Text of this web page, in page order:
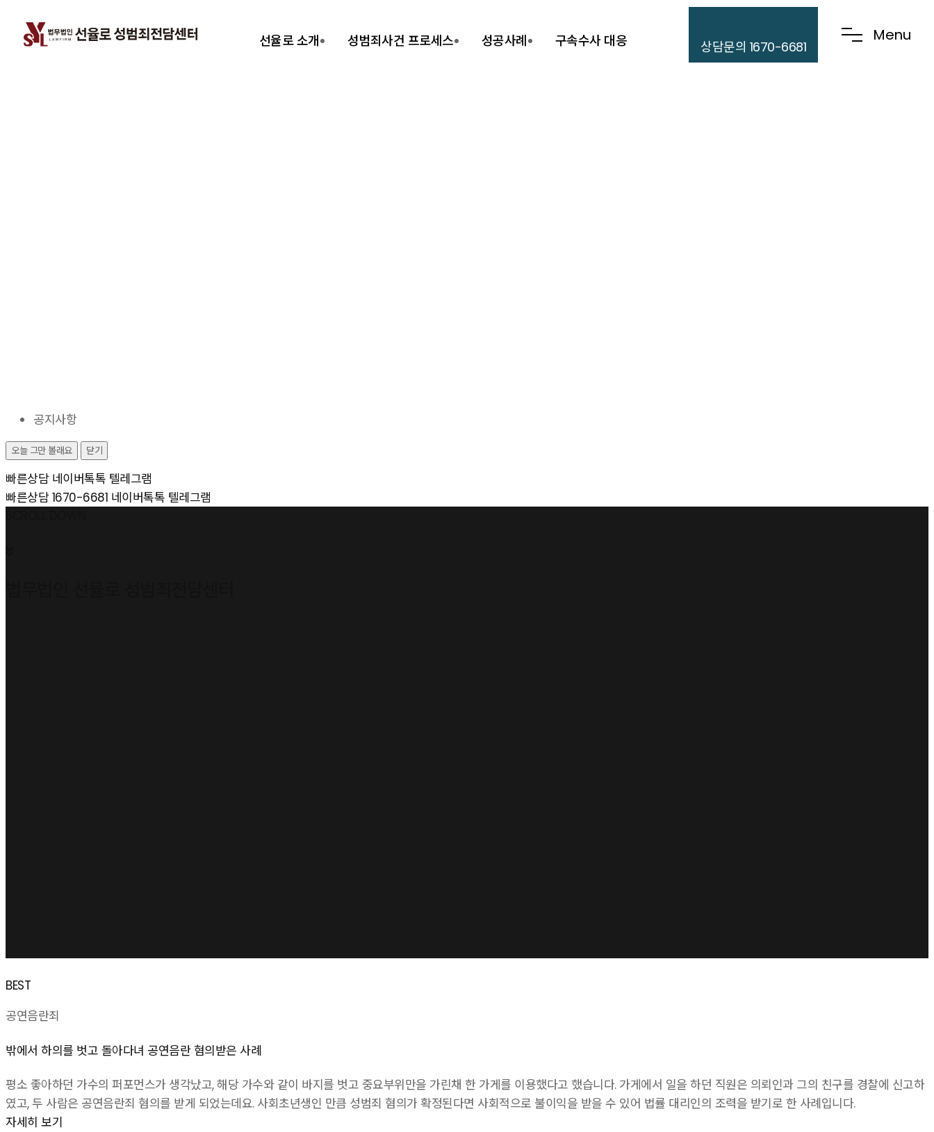
공지사항
오늘 그만 볼래요 닫기
빠른상담 네이버톡톡 텔레그램
빠른상담 1670-6681 네이버톡톡 텔레그램
선율로 소개 성범죄사건 프로세스 성공사례 구속수사 대응 상담문의 1670-6681
Menu
BEST
공연음란죄
밖에서 하의를 벗고 돌아다녀 공연음란 혐의받은 사례
평소 좋아하던 가수의 퍼포먼스가 생각났고, 해당 가수와 같이 바지를 벗고 중요부위만을 가린채 한 가게를 이용했다고 했습니다. 가게에서 일을 하던 직원은 의뢰인과 그의 친구를 경찰에 신고하
였고, 두 사람은 공연음란죄 혐의를 받게 되었는데요. 사회초년생인 만큼 성범죄 혐의가 확정된다면 사회적으로 불이익을 받을 수 있어 법률 대리인의 조력을 받기로 한 사례입니다.
자세히 보기